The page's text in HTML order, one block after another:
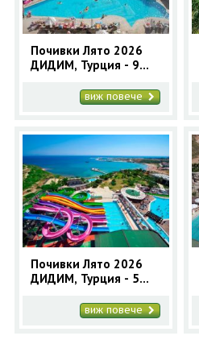
Почивки Лято 2026
ДИДИМ, Турция - 9
програмавиж повече
Почивки Лято 2026
ДИДИМ, Турция - 5
програмавиж повече